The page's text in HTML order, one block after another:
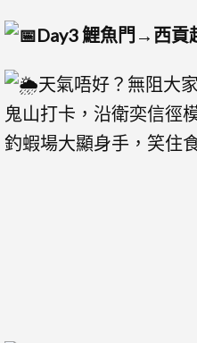
Day3 鯉魚門→西貢
天氣唔好？無阻大
鬼山打卡，沿衛奕信徑
釣蝦場大顯身手，笑住